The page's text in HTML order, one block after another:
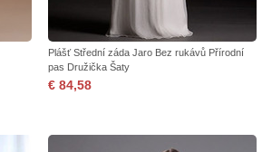
Plášť Střední záda Jaro Bez rukávů Přírodní
pas Družička Šaty
€ 84,58